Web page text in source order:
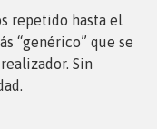
repetido hasta el
“genérico” que se
Sin